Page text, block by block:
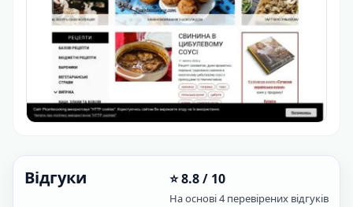
Відгуки ⭐ 8.8 / 10
На основі 4 перевірених відгуків